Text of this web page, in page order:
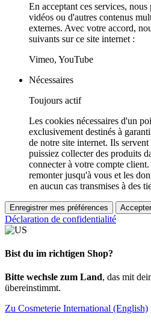
En acceptant ces services,
vidéos ou d'autres contenus
externes. Avec votre accord,
suivants sur ce site internet :
Vimeo, YouTube
Nécessaires
Toujours actif
Les cookies nécessaires d'un
exclusivement destinés à
de notre site internet. Ils
puissiez collecter des produits
connecter à votre compte
remonter jusqu'à vous et les
en aucun cas transmises à des
Enregistrer mes préférences Accepter
Déclaration de confidentialité
Bist du im richtigen Shop?
Bitte wechsle zum Land, das mit
übereinstimmt.
Zu Cosmeterie International (English)